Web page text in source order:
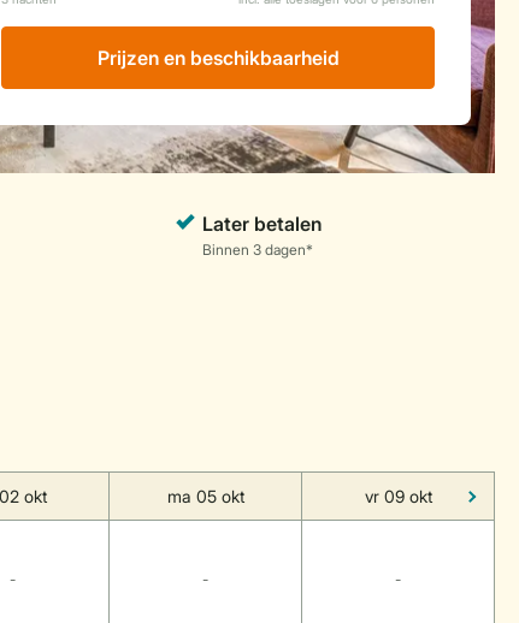
Prijzen en beschikbaarheid
okt ma 05 okt vr 09 okt
- - -